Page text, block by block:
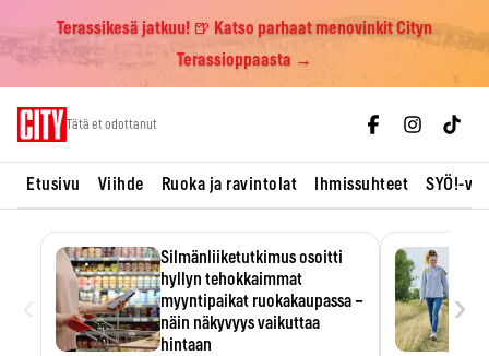
Terassikesä jatkuu! 🍺 Katso parhaat menovinkit Cityn
Terassioppaasta →
Tätä et odottanut
Etusivu Viihde Ruoka ja ravintolat Ihmissuhteet SYÖ!-
Silmänliiketutkimus osoitti
hyllyn tehokkaimmat
myyntipaikat ruokakaupassa –
näin näkyvyys vaikuttaa
hintaan
›